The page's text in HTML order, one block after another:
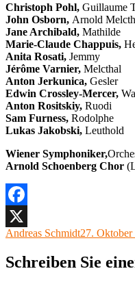
Christoph Pohl, Guillaume
John Osborn, Arnold
Jane Archibald, Mathilde
Marie-Claude Chappuis,
Anita Rosati, Jemmy
Jérôme Varnier, Melcthal
Anton Jerkunica, Gesler
Edwin Crossley-Mercer,
Anton Rositskiy, Ruodi
Sam Furness, Rodolphe
Lukas Jakobski, Leuthold
Wiener Symphoniker,
Arnold Schoenberg Chor
Facebook
X
Autor
Andreas Schmidt27. Oktober
Schreiben Sie